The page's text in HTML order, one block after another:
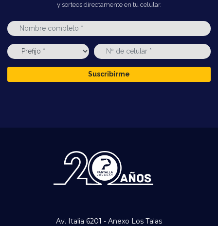
y sorteos directamente en tu celular.
Suscribirme
Av. Italia 6201 - Anexo Los Talas